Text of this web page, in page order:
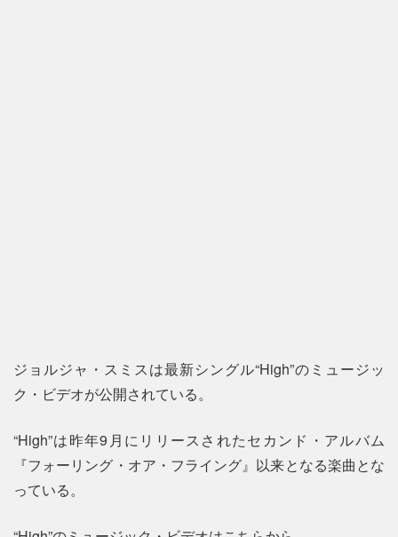
ジョルジャ・スミスは最新シングル“High”のミュージッ
ク・ビデオが公開されている。
“High”は昨年9月にリリースされたセカンド・アルバム
『フォーリング・オア・フライング』以来となる楽曲とな
っている。